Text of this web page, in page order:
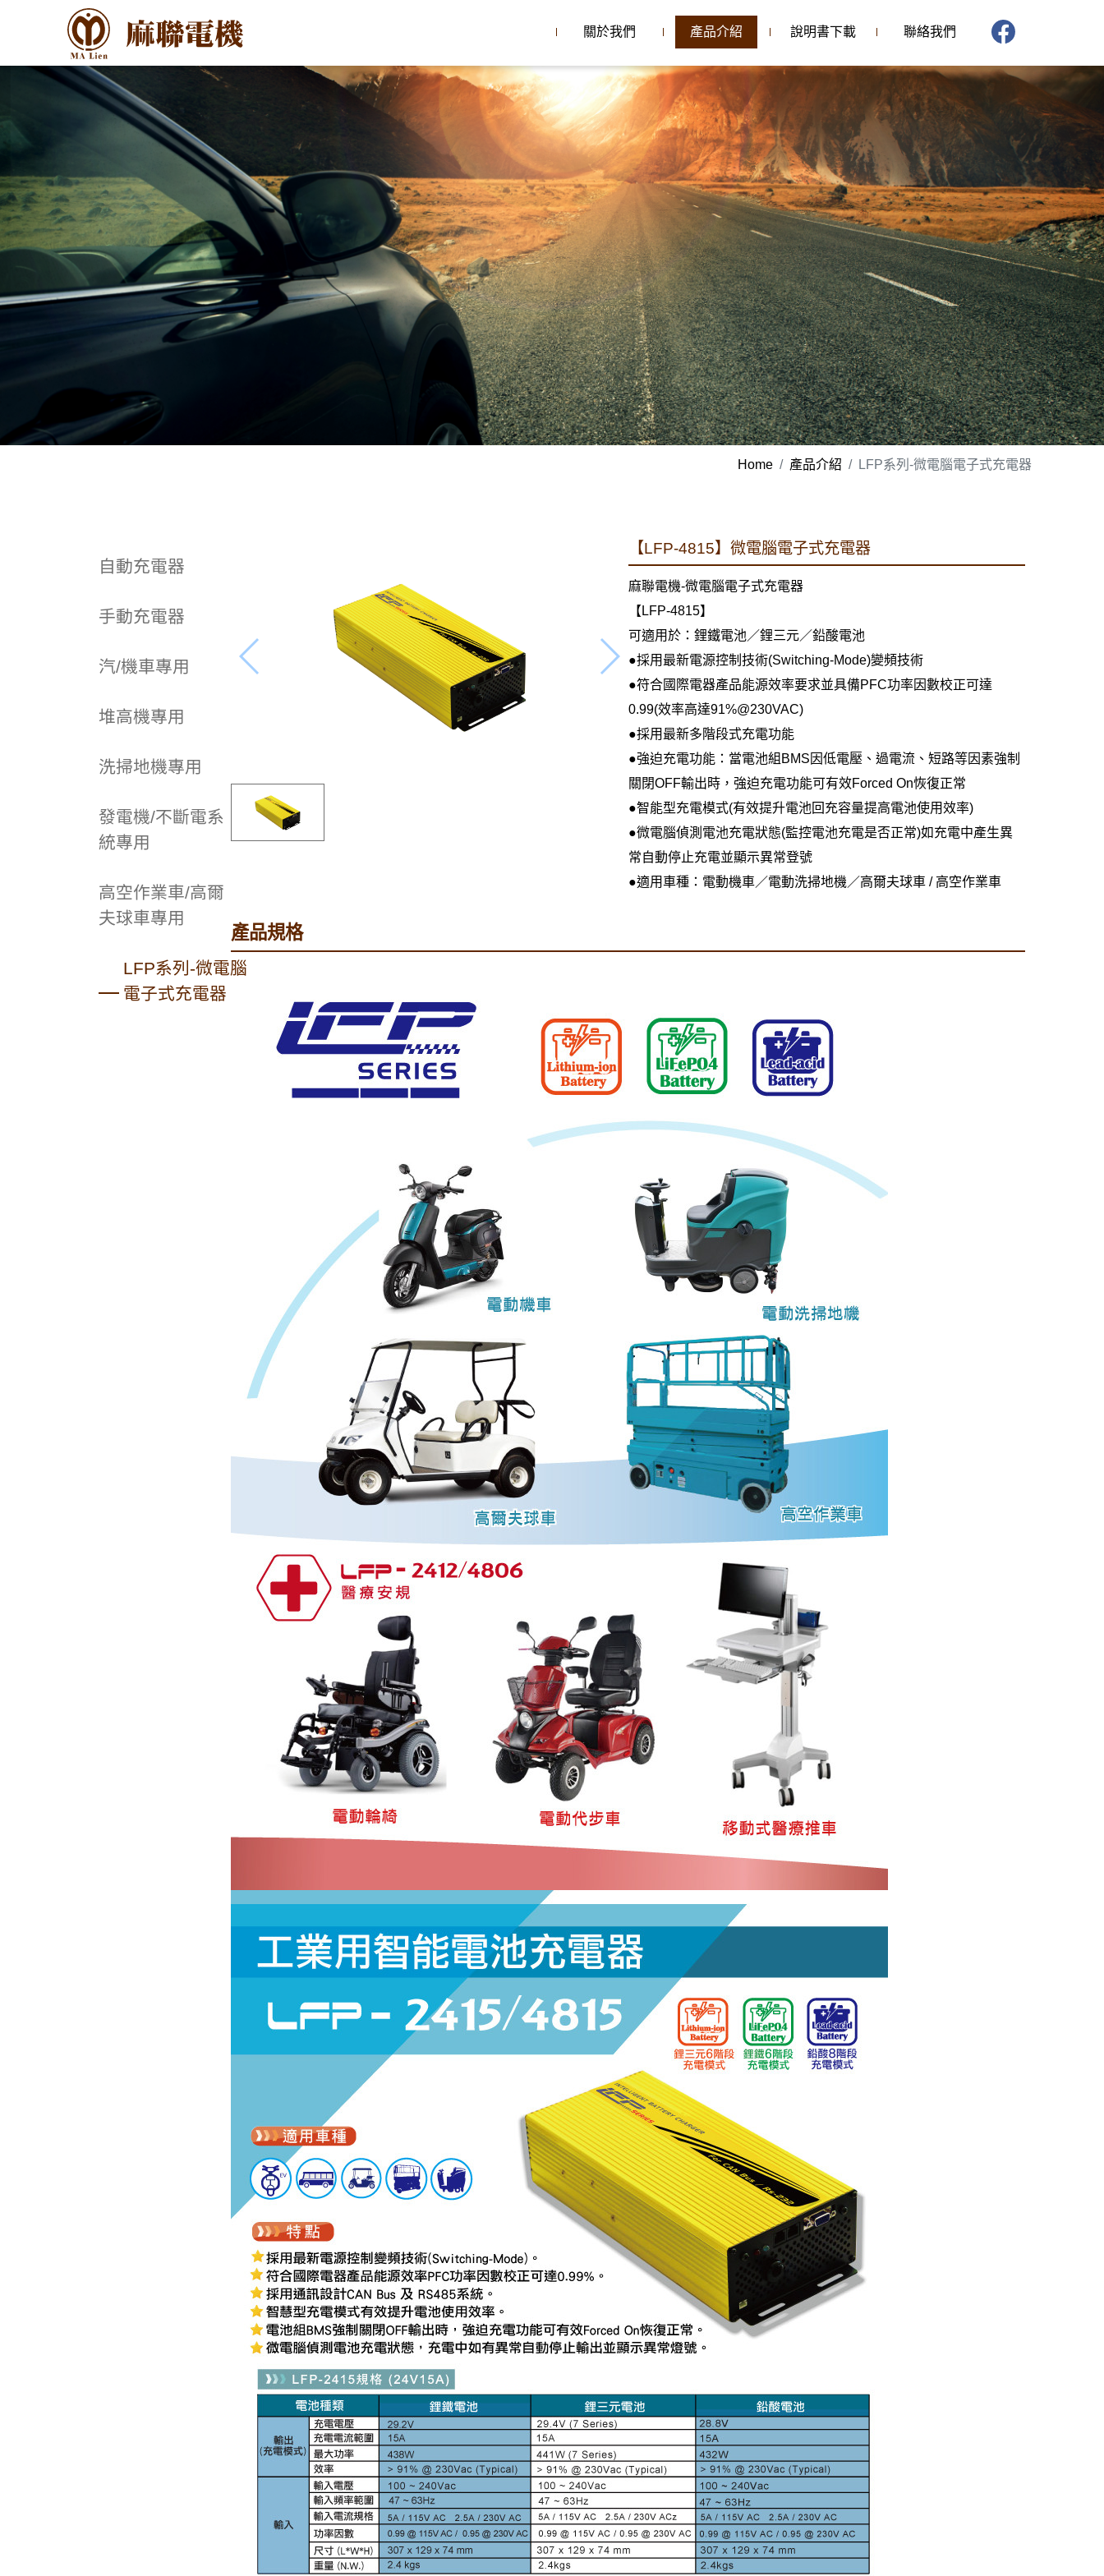
關於我們 產品介紹 說明書下載 聯絡我們
Home 產品介紹 LFP系列-微電腦電子式充電器
自動充電器
手動充電器
汽/機車專用
堆高機專用
洗掃地機專用
發電機/不斷電系
統專用
高空作業車/高爾
夫球車專用
LFP系列-微電腦
電子式充電器
【LFP-4815】微電腦電子式充電器
麻聯電機-微電腦電子式充電器
【LFP-4815】
可適用於：鋰鐵電池／鋰三元／鉛酸電池
●採用最新電源控制技術(Switching-Mode)變頻技術
●符合國際電器產品能源效率要求並具備PFC功率因數校正可達
0.99(效率高達91%@230VAC)
●採用最新多階段式充電功能
●強迫充電功能：當電池組BMS因低電壓、過電流、短路等因素強制
關閉OFF輸出時，強迫充電功能可有效Forced On恢復正常
●智能型充電模式(有效提升電池回充容量提高電池使用效率)
●微電腦偵測電池充電狀態(監控電池充電是否正常)如充電中產生異
常自動停止充電並顯示異常登號
●適用車種：電動機車／電動洗掃地機／高爾夫球車 / 高空作業車
產品規格